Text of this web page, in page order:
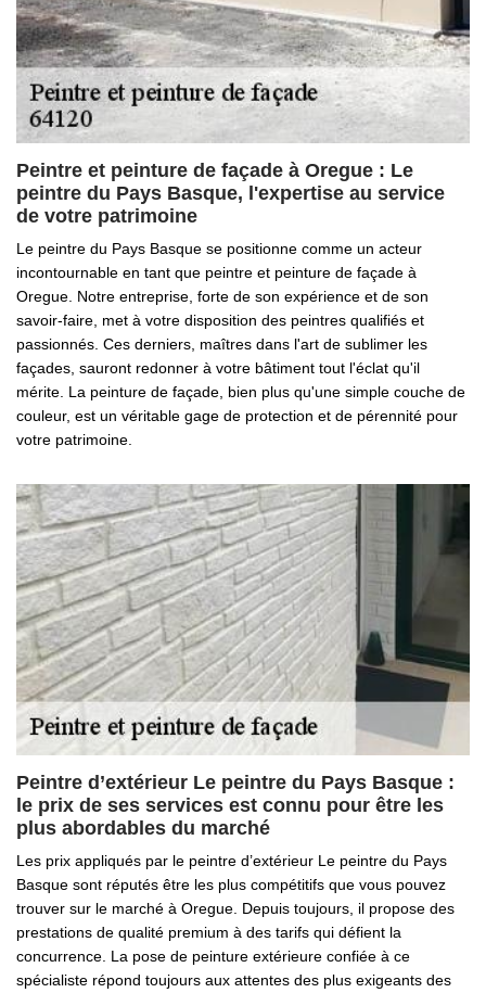
Peintre et peinture de façade à Oregue : Le
peintre du Pays Basque, l'expertise au service
de votre patrimoine
Le peintre du Pays Basque se positionne comme un acteur
incontournable en tant que peintre et peinture de façade à
Oregue. Notre entreprise, forte de son expérience et de son
savoir-faire, met à votre disposition des peintres qualifiés et
passionnés. Ces derniers, maîtres dans l'art de sublimer les
façades, sauront redonner à votre bâtiment tout l'éclat qu'il
mérite. La peinture de façade, bien plus qu'une simple couche de
couleur, est un véritable gage de protection et de pérennité pour
votre patrimoine.
Peintre d’extérieur Le peintre du Pays Basque :
le prix de ses services est connu pour être les
plus abordables du marché
Les prix appliqués par le peintre d’extérieur Le peintre du Pays
Basque sont réputés être les plus compétitifs que vous pouvez
trouver sur le marché à Oregue. Depuis toujours, il propose des
prestations de qualité premium à des tarifs qui défient la
concurrence. La pose de peinture extérieure confiée à ce
spécialiste répond toujours aux attentes des plus exigeants des